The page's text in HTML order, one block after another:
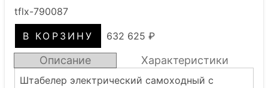
tflx-790087
632 625 ₽
Описание
Штабелер электрический самоходный с
Характеристики